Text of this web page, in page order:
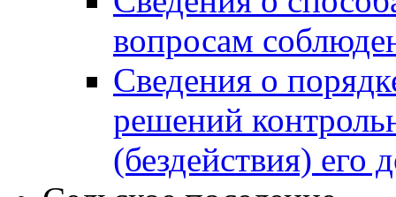
вопросам
Сведения о
решений
(бездействия) его